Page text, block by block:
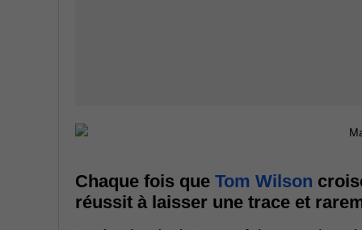
Chaque fois que Tom Wilson
réussit à laisser une trace et